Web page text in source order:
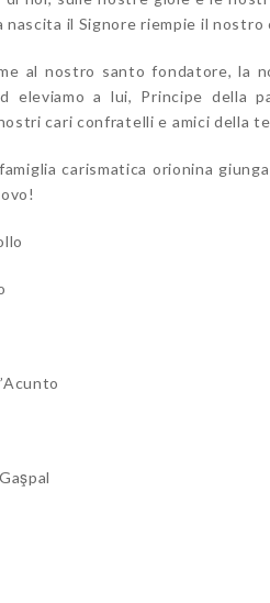
nascita il Signore riempie il nostro
al nostro santo fondatore, la
eleviamo a lui, Principe della
cari confratelli e amici della
carismatica orionina